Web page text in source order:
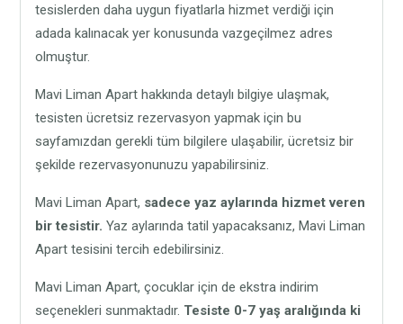
tesislerden daha uygun fiyatlarla hizmet verdiği için
adada kalınacak yer konusunda vazgeçilmez adres
olmuştur.
Mavi Liman Apart hakkında detaylı bilgiye ulaşmak,
tesisten ücretsiz rezervasyon yapmak için bu
sayfamızdan gerekli tüm bilgilere ulaşabilir, ücretsiz bir
şekilde rezervasyonunuzu yapabilirsiniz.
Mavi Liman Apart, sadece yaz aylarında hizmet veren
bir tesistir. Yaz aylarında tatil yapacaksanız, Mavi Liman
Apart tesisini tercih edebilirsiniz.
Mavi Liman Apart, çocuklar için de ekstra indirim
seçenekleri sunmaktadır. Tesiste 0-7 yaş aralığında ki